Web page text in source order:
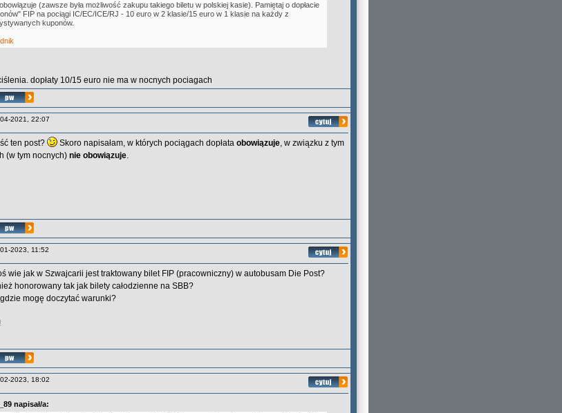
(zawsze była możliwość zakupu takiego biletu w polskiej kasie). Pamiętaj o dopłacie
FIP na pociągi IC/EC/ICE/RJ - 10 euro w 2 klasie/15 euro w 1 klasie na każdy z
kuponów.
dopłaty 10/15 euro nie ma w nocnych pociagach
04-2021, 22:07
ten post? Skoro napisałam, w których pociągach dopłata obowiązuje, w związku z tym
(w tym nocnych) nie obowiązuje.
01-2023, 11:52
wie jak w Szwajcarii jest traktowany bilet FIP (pracowniczny) w autobusam Die Post?
honorowany tak jak bilety całodzienne na SBB?
mogę doczytać warunki?
02-2023, 18:02
napisał/a: